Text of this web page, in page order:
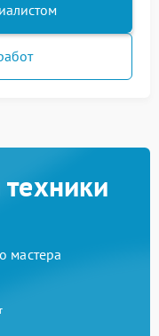
мастера